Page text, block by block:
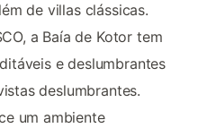
de villas clássicas.
a Baía de Kotor tem
e deslumbrantes
deslumbrantes.
um ambiente